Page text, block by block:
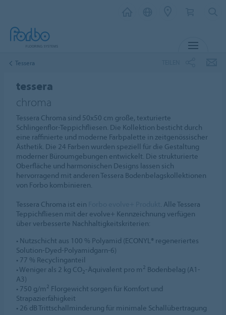
Tessera
tessera
chroma
Tessera Chroma sind 50x50 cm große, texturierte
Schlingenflor-Teppichfliesen. Die Kollektion besticht durch
eine raffinierte und moderne Farbpalette in zeitgenössischer
Ästhetik. Die 24 Farben wurden speziell für die Gestaltung
moderner Büroumgebungen entwickelt. Die strukturierte
Oberfläche und harmonischen Designs lassen sich
hervorragend mit anderen Tessera Bodenbelagskollektionen
von Forbo kombinieren.
Tessera Chroma ist ein
. Alle Tessera
Teppichfliesen mit der evolve+ Kennzeichnung verfügen
über verbesserte Nachhaltigkeitskriterien:
• Nutzschicht aus 100 % Polyamid (ECONYL® regeneriertes
Solution-Dyed-Polyamidgarn-6)
• 77 % Recyclinganteil
• Weniger als 2 kg CO2-Äquivalent pro m 2 Bodenbelag (A1-
A3)
• 750 g/m 2 Florgewicht sorgen für Komfort und
Strapazierfähigkeit
• 26 dB Trittschallminderung für minimale Schallübertragung